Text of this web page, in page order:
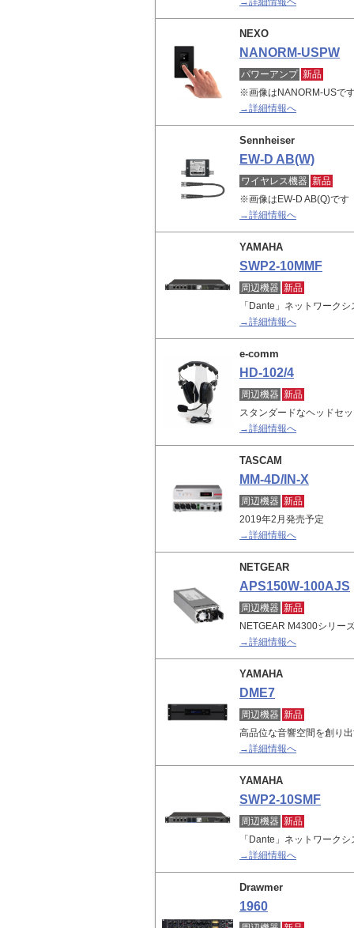
NEXO
NANORM-USPW
パワーアンプ 新品
※画像はNANORM-USで
→詳細情報へ
Sennheiser
EW-D AB(W)
ワイヤレス機器 新品
※画像はEW-D AB(Q)です
→詳細情報へ
YAMAHA
SWP2-10MMF
周辺機器 新品
「Dante」ネットワーク
→詳細情報へ
e-comm
HD-102/4
周辺機器 新品
スタンダードなヘッドセ
→詳細情報へ
TASCAM
MM-4D/IN-X
周辺機器 新品
2019年2月発売予定
→詳細情報へ
NETGEAR
APS150W-100AJS
周辺機器 新品
NETGEAR M4300シリー
→詳細情報へ
YAMAHA
DME7
周辺機器 新品
高品位な音響空間を創り
→詳細情報へ
YAMAHA
SWP2-10SMF
周辺機器 新品
「Dante」ネットワーク
→詳細情報へ
Drawmer
1960